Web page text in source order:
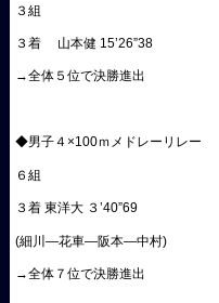
３組
３着 山本健 15’26”38
→全体５位で決勝進出
◆男子４×100ｍメドレーリレー
６組
３着 東洋大 ３’40”69
(細川―花車―阪本―中村)
→全体７位で決勝進出